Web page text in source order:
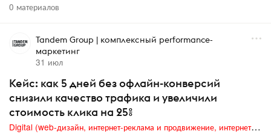
0 материалов
Tandem Group | комплексный performance-
маркетинг
31 июл
Кейс: как 5 дней без офлайн-конверсий
снизили качество трафика и увеличили
стоимость клика на 25%
Digital (web-дизайн, интернет-реклама и продвижение, интернет-сообщества и блоги, интернет-коммуникации, мобильный маркетинг, реклама на цифровых экранах)